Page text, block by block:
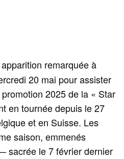
remarquée à
20 mai pour assister
2025 de la « Star
en tournée depuis le 27
et en Suisse. Les
saison, emmenés
sacrée le 7 février dernier